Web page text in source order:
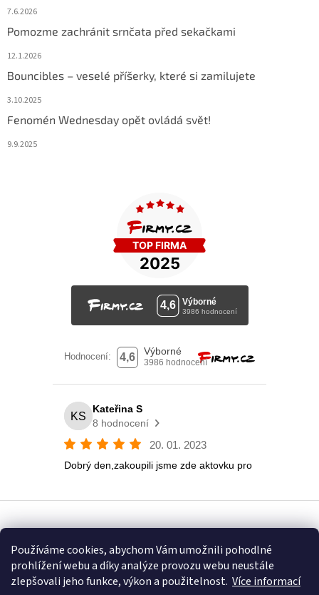
Používáme cookies, abychom Vám umožnili pohodlné
prohlížení webu a díky analýze provozu webu neustále
zlepšovali jeho funkce, výkon a použitelnost. Více informací
7.6.2026
Pomozme zachránit srnčata před sekačkami
12.1.2026
Bouncibles – veselé příšerky, které si zamilujete
3.10.2025
Fenomén Wednesday opět ovládá svět!
9.9.2025
Copyright 2026Eshop U Terezky. Všechna práva vyhrazena.